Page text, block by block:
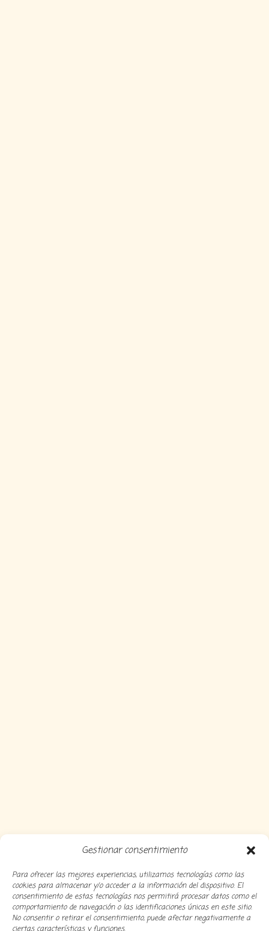
Gestionar consentimiento
Para ofrecer las mejores experiencias, utilizamos tecnologías como las
cookies para almacenar y/o acceder a la información del dispositivo. El
consentimiento de estas tecnologías nos permitirá procesar datos como el
comportamiento de navegación o las identificaciones únicas en este sitio.
No consentir o retirar el consentimiento, puede afectar negativamente a